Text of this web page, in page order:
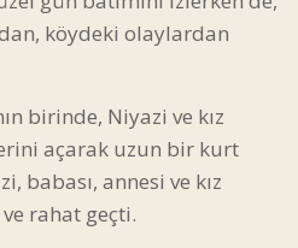
köydeki olaylardan
birinde, Niyazi ve kız
açarak uzun bir kurt
babası, annesi ve kız
rahat geçti.